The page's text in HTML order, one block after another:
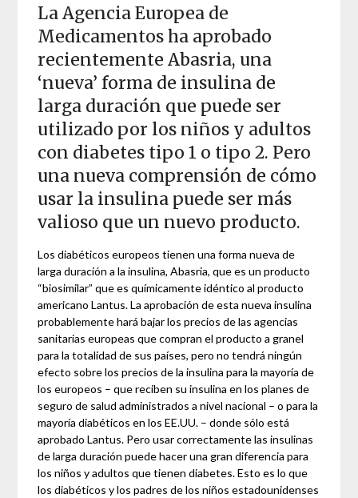
La Agencia Europea de
Medicamentos ha aprobado
recientemente Abasria, una
‘nueva’ forma de insulina de
larga duración que puede ser
utilizado por los niños y adultos
con diabetes tipo 1 o tipo 2. Pero
una nueva comprensión de cómo
usar la insulina puede ser más
valioso que un nuevo producto.
Los diabéticos europeos tienen una forma nueva de
larga duración a la insulina, Abasria, que es un producto
“biosimilar” que es químicamente idéntico al producto
americano Lantus. La aprobación de esta nueva insulina
probablemente hará bajar los precios de las agencias
sanitarias europeas que compran el producto a granel
para la totalidad de sus países, pero no tendrá ningún
efecto sobre los precios de la insulina para la mayoría de
los europeos – que reciben su insulina en los planes de
seguro de salud administrados a nivel nacional – o para la
mayoría diabéticos en los EE.UU. – donde sólo está
aprobado Lantus. Pero usar correctamente las insulinas
de larga duración puede hacer una gran diferencia para
los niños y adultos que tienen diabetes. Esto es lo que
los diabéticos y los padres de los niños estadounidenses